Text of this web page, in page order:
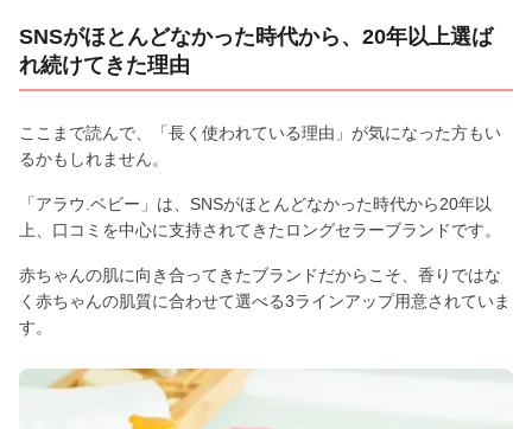
SNSがほとんどなかった時代から、20年以上選ば
れ続けてきた理由
ここまで読んで、「長く使われている理由」が気になった方もい
るかもしれません。
「アラウ.ベビー」は、SNSがほとんどなかった時代から20年以
上、口コミを中心に支持されてきたロングセラーブランドです。
赤ちゃんの肌に向き合ってきたブランドだからこそ、香りではな
く赤ちゃんの肌質に合わせて選べる3ラインアップ用意されていま
す。